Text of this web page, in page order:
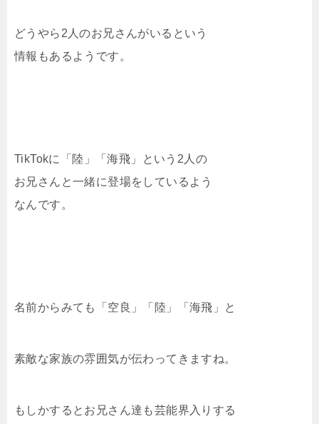
どうやら2人のお兄さんがいるという
情報もあるようです。
TikTokに「陸」「海飛」という2人の
お兄さんと一緒に登場をしているよう
なんです。
名前からみても「空良」「陸」「海飛」と
素敵な家族の雰囲気が伝わってきますね。
もしかするとお兄さん達も芸能界入りする